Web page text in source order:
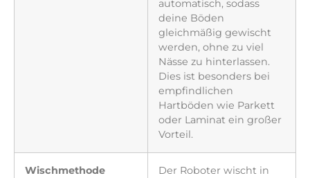
automatisch, sodass
deine Böden
gleichmäßig gewischt
werden, ohne zu viel
Nässe zu hinterlassen.
Dies ist besonders bei
empfindlichen
Hartböden wie Parkett
oder Laminat ein großer
Vorteil.
Wischmethode
Der Roboter wischt in